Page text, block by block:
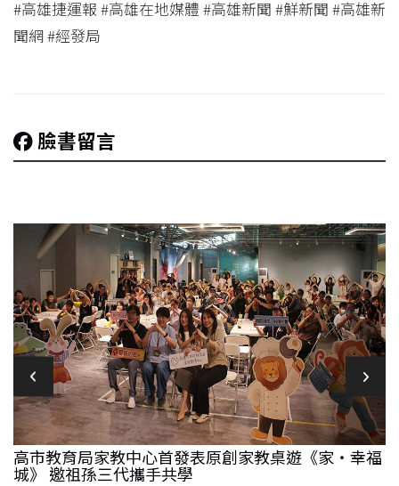
#高雄捷運報 #高雄在地媒體 #高雄新聞 #鮮新聞 #高雄新
聞網 #經發局
臉書留言
高市教育局家教中心首發表原創家教桌遊《家‧幸福
城》 邀祖孫三代攜手共學